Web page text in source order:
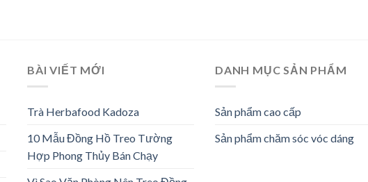
BÀI VIẾT MỚI
Trà Herbafood Kadoza
10 Mẫu Đồng Hồ Treo Tường
Hợp Phong Thủy Bán Chạy
DANH MỤC SẢN PHẨM
Sản phẩm cao cấp
Sản phẩm chăm sóc vóc dáng